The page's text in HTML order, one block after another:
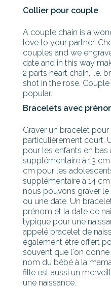
Collier pour couple
A couple chain is a
love to your partner.
couples and we
date and in this way
2 parts heart chain, i.e.
shot in the rose.
popular.
Bracelets avec
Graver un bracelet
particulièrement court.
pour les enfants en
supplémentaire à 13
cm pour les
supplémentaire à 14
nous pouvons graver
ou une date. Un
prénom et la date de
typique pour une
appelé bracelet de
également être offert
souvent que l'on
nom du bébé à la
fille est aussi un
une naissance.